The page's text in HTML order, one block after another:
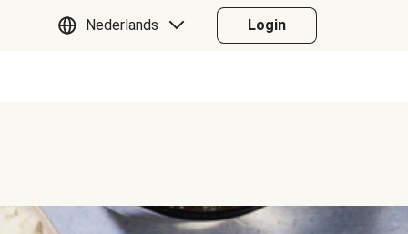
Nederlands Login